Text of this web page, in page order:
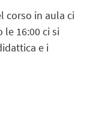
corso in aula ci
le 16:00 ci si
e i